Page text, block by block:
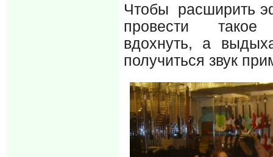
Чтобы расширить
провести такое
вдохнуть, а
получиться звук